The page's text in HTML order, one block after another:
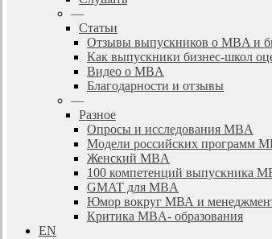
—
Статьи
Отзывы выпускников о MBA и
Как выпускники бизнес-школ
Видео о MBA
Благодарности и отзывы
—
Разное
Опросы и исследования MBA
Модели российских программ
Женский MBA
100 компетенций выпускника
GMAT для MBA
Юмор вокруг МВА и
Критика MBA- образования
EN